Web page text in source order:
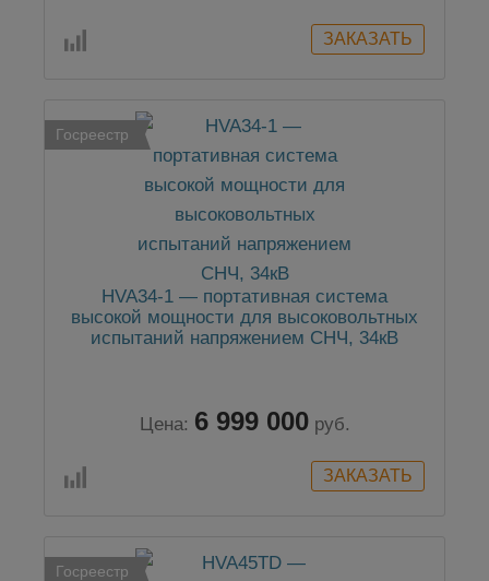
Госреестр
HVA34-1 — портативная система
высокой мощности для высоковольтных
испытаний напряжением СНЧ, 34кВ
Цена: 6 999 000 руб.
Госреестр